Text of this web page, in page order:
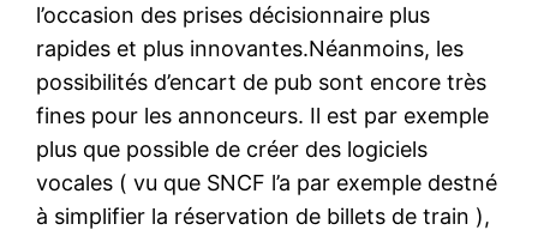
l’occasion des prises décisionnaire plus
rapides et plus innovantes.Néanmoins, les
possibilités d’encart de pub sont encore très
fines pour les annonceurs. Il est par exemple
plus que possible de créer des logiciels
vocales ( vu que SNCF l’a par exemple destné
à simplifier la réservation de billets de train ),